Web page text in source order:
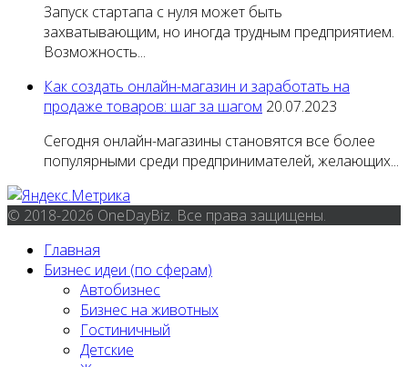
Запуск стартапа с нуля может быть
захватывающим, но иногда трудным предприятием.
Возможность...
Как создать онлайн-магазин и заработать на
продаже товаров: шаг за шагом 20.07.2023
Сегодня онлайн-магазины становятся все более
популярными среди предпринимателей, желающих...
© 2018-2026 OneDayBiz. Все права защищены.
Главная
Бизнес идеи (по сферам)
Автобизнес
Бизнес на животных
Гостиничный
Детские